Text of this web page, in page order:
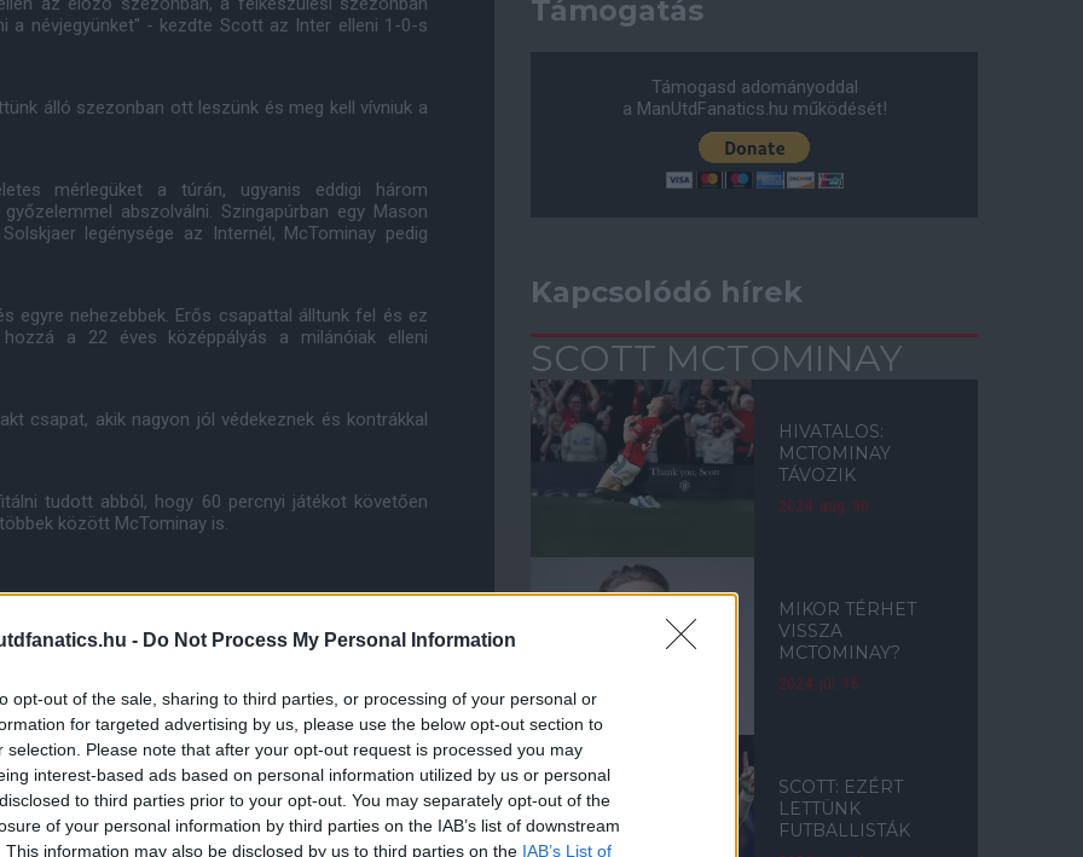
- Do Not Process My Personal Information
opt-out of the sale, sharing to third parties, or processing of your personal or
for targeted advertising by us, please use the below opt-out section to
selection. Please note that after your opt-out request is processed you may
interest-based ads based on personal information utilized by us or personal
to third parties prior to your opt-out. You may separately opt-out of the
of your personal information by third parties on the IAB’s list of downstream
This information may also be disclosed by us to third parties on the IAB’s List of
a névjegyünket" - kezdte Scott az Inter elleni 1-0-s
álló szezonban ott leszünk és meg kell vívniuk a
mérlegüket a túrán, ugyanis eddigi három
abszolválni. Szingapúrban egy Mason
legénysége az Internél, McTominay pedig
egyre nehezebbek. Erős csapattal álltunk fel és ez
a 22 éves középpályás a milánóiak elleni
csapat, akik nagyon jól védekeznek és kontrákkal
tudott abból, hogy 60 percnyi játékot követően
között McTominay is.
helyezni az Interre, hibára kényszerítettük őket és
milyen energia és eltökéltség lakozik bennünk, hogy
eddig a csapat letámadása az ellenfél
Mauricio Pochettino által vált ismertté.
Támogatás
Támogasd adományoddal
a ManUtdFanatics.hu működését!
Kapcsolódó hírek
SCOTT MCTOMINAY
HIVATALOS:
MCTOMINAY
TÁVOZIK
2024. aug. 30.
MIKOR TÉRHET
VISSZA
MCTOMINAY?
2024. júl. 16.
SCOTT: EZÉRT
LETTÜNK
FUTBALLISTÁK